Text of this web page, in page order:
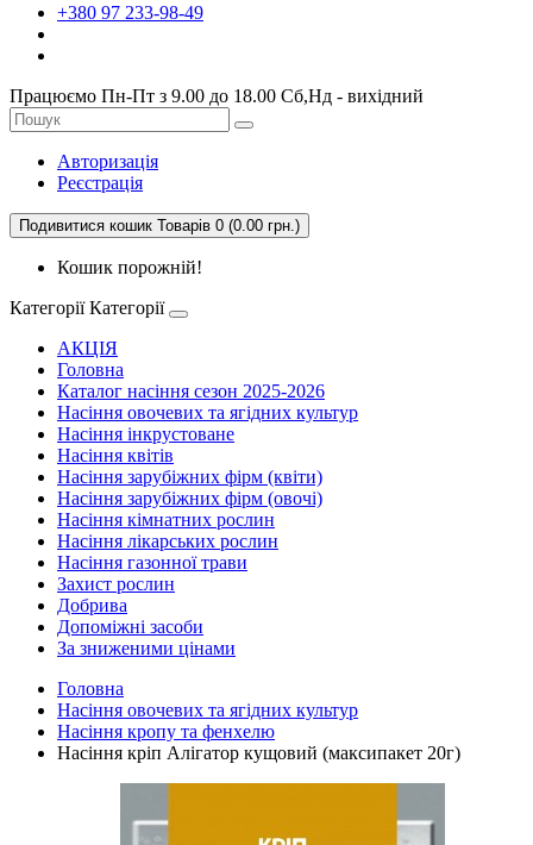
+380 97 233-98-49
Працюємо Пн-Пт з 9.00 до 18.00 Сб,Нд - вихідний
Авторизація
Реєстрація
Подивитися кошик Товарів 0 (0.00 грн.)
Кошик порожній!
Категорії Категорії
АКЦІЯ
Головна
Каталог насіння сезон 2025-2026
Насіння овочевих та ягідних культур
Насіння інкрустоване
Насіння квітів
Насіння зарубіжних фірм (квіти)
Насіння зарубіжних фірм (овочі)
Насіння кімнатних рослин
Насіння лікарських рослин
Насіння газонної трави
Захист рослин
Добрива
Допоміжні засоби
За зниженими цінами
Головна
Насіння овочевих та ягідних культур
Насіння кропу та фенхелю
Насіння кріп Алігатор кущовий (максипакет 20г)